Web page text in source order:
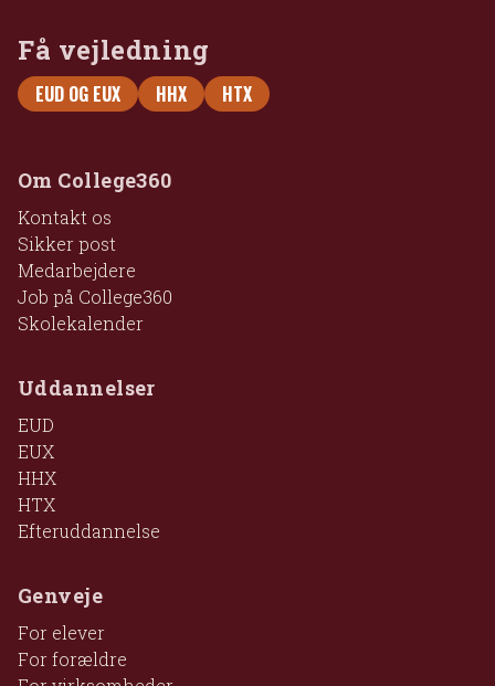
Få vejledning
EUD OG EUX HHX HTX
Om College360
Kontakt os
Sikker post
Medarbejdere
Job på College360
Skolekalender
Uddannelser
EUD
EUX
HHX
HTX
Efteruddannelse
Genveje
For elever
For forældre